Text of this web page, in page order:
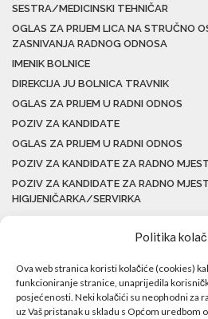
Politika
Ova web stranica koristi kolačiće (cookies)
funkcioniranje stranice, unaprijedila
posjećenosti. Neki kolačići su neophodni za
uz Vaš pristanak u skladu s Općom uredbom
SESTRA/MEDICINSKI TEHNIČAR
OGLAS ZA PRIJEM LICA NA STRUČNO
ZASNIVANJA RADNOG ODNOSA
IMENIK BOLNICE
DIREKCIJA JU BOLNICA TRAVNIK
OGLAS ZA PRIJEM U RADNI ODNOS
POZIV ZA KANDIDATE
OGLAS ZA PRIJEM U RADNI ODNOS
POZIV ZA KANDIDATE ZA RADNO
POZIV ZA KANDIDATE ZA RADNO
HIGIJENIČARKA/SERVIRKA